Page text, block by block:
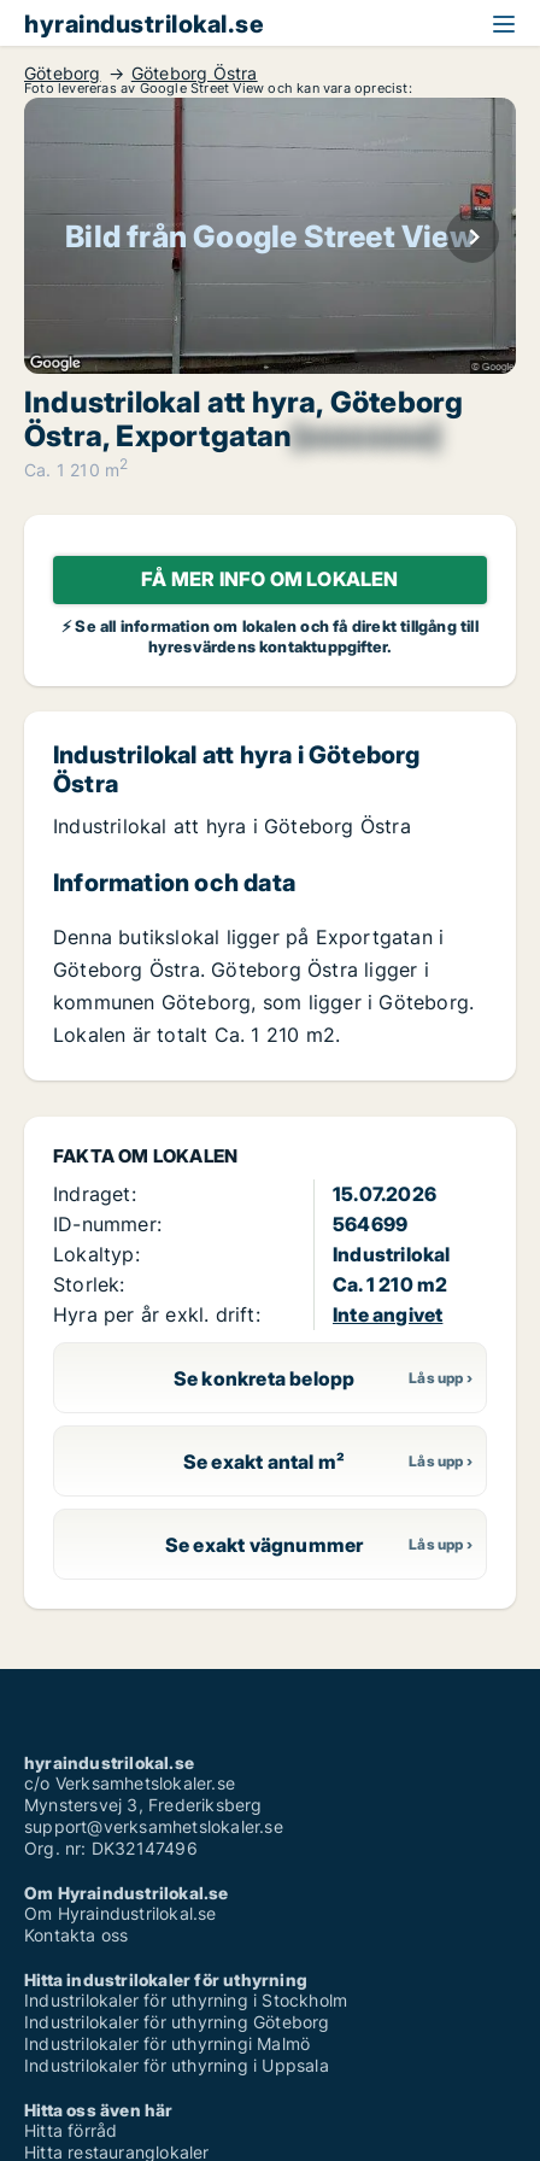
hyraindustrilokal.se
Göteborg Göteborg Östra
Foto levereras av Google Street View och kan vara oprecist:
Bild från Google Street View
Industrilokal att hyra, Göteborg
Östra, Exportgatan[xxxxxxxx]
Ca. 1 210 m2
FÅ MER INFO OM LOKALEN
⚡ Se all information om lokalen och få direkt tillgång till
hyresvärdens kontaktuppgifter.
FAKTA OM LOKALEN
Indraget:
15.07.2026
ID-nummer:
564699
Lokaltyp:
Industrilokal
Storlek:
Ca. 1 210 m2
Hyra per år exkl. drift:
Inte angivet
Se konkreta belopp
Se exakt antal m²
Se exakt vägnummer
Industrilokal att hyra i Göteborg
Östra
Industrilokal att hyra i Göteborg Östra
Information och data
Denna butikslokal ligger på Exportgatan i
Göteborg Östra. Göteborg Östra ligger i
kommunen Göteborg, som ligger i Göteborg.
Lokalen är totalt Ca. 1 210 m2.
hyraindustrilokal.se
c/o Verksamhetslokaler.se
Mynstersvej 3, Frederiksberg
support@verksamhetslokaler.se
Org. nr: DK32147496
Om Hyraindustrilokal.se
Om Hyraindustrilokal.se
Kontakta oss
Hitta industrilokaler för uthyrning
Industrilokaler för uthyrning i Stockholm
Industrilokaler för uthyrning Göteborg
Industrilokaler för uthyrningi Malmö
Industrilokaler för uthyrning i Uppsala
Hitta oss även här
Hitta förråd
Hitta restauranglokaler